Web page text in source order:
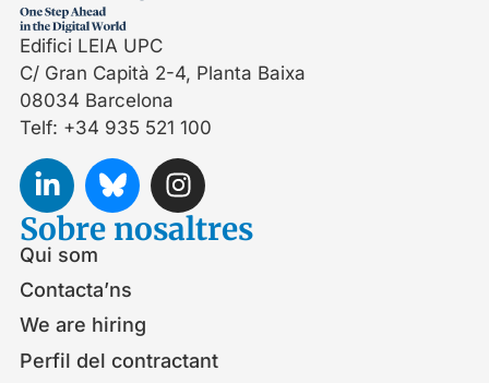
Edifici LEIA UPC
C/ Gran Capità 2-4, Planta Baixa
08034 Barcelona
Telf: +34 935 521 100
Sobre nosaltres
Qui som
Contacta’ns
We are hiring
Perfil del contractant